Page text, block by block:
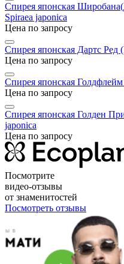
Спирея японская
Spiraea japonica
Цена по запросу
Спирея японская Дартс Ред
Цена по запросу
Спирея японская
Цена по запросу
Спирея японская Голден
japonica
Цена по запросу
Посмотрите
видео-отзывы
от знаменитостей
Посмотреть отзывы